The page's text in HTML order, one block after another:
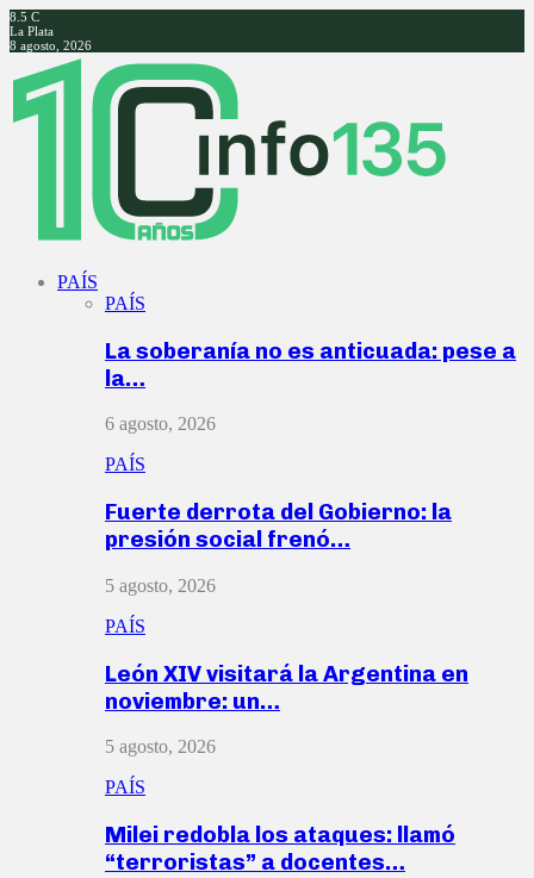
8.5 C
La Plata
8 agosto, 2026
Facebook
Twitter
Instagram
Youtube
PAÍS
PAÍS
La soberanía no es anticuada: pese a
la…
6 agosto, 2026
PAÍS
Fuerte derrota del Gobierno: la
presión social frenó…
5 agosto, 2026
PAÍS
León XIV visitará la Argentina en
noviembre: un…
5 agosto, 2026
PAÍS
Milei redobla los ataques: llamó
“terroristas” a docentes…